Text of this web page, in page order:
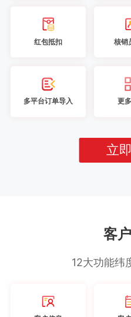
红包抵扣 核销
多平台订单导入 更
立
客
12大功能纬